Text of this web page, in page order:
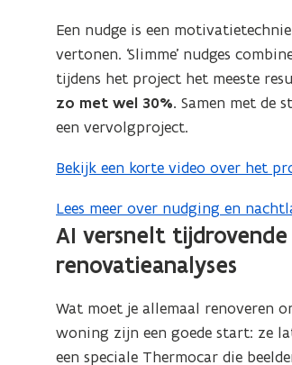
weergave)
Een nudge is een
vertonen. ‘Slimme’ nudges
tijdens het project het meeste
zo met wel 30%.Samen met de
een vervolgproject.
Bekijk een korte video over het
(
p
e
n
i
n
Lees meer over nudging en
(
o
p
n
t
i
AI versnelt tijdrovende
renovatieanalyses
Wat moet je allemaal renoveren
woning zijn een goede start: ze
een speciale Thermocar die